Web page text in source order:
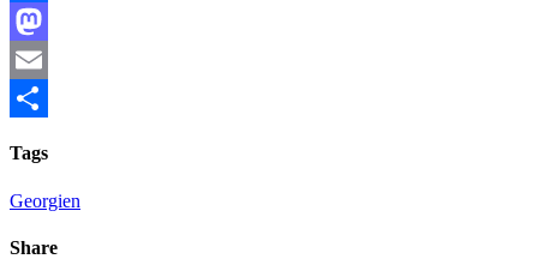
Facebook
Mastodon
Email
Tags
Georgien
Share